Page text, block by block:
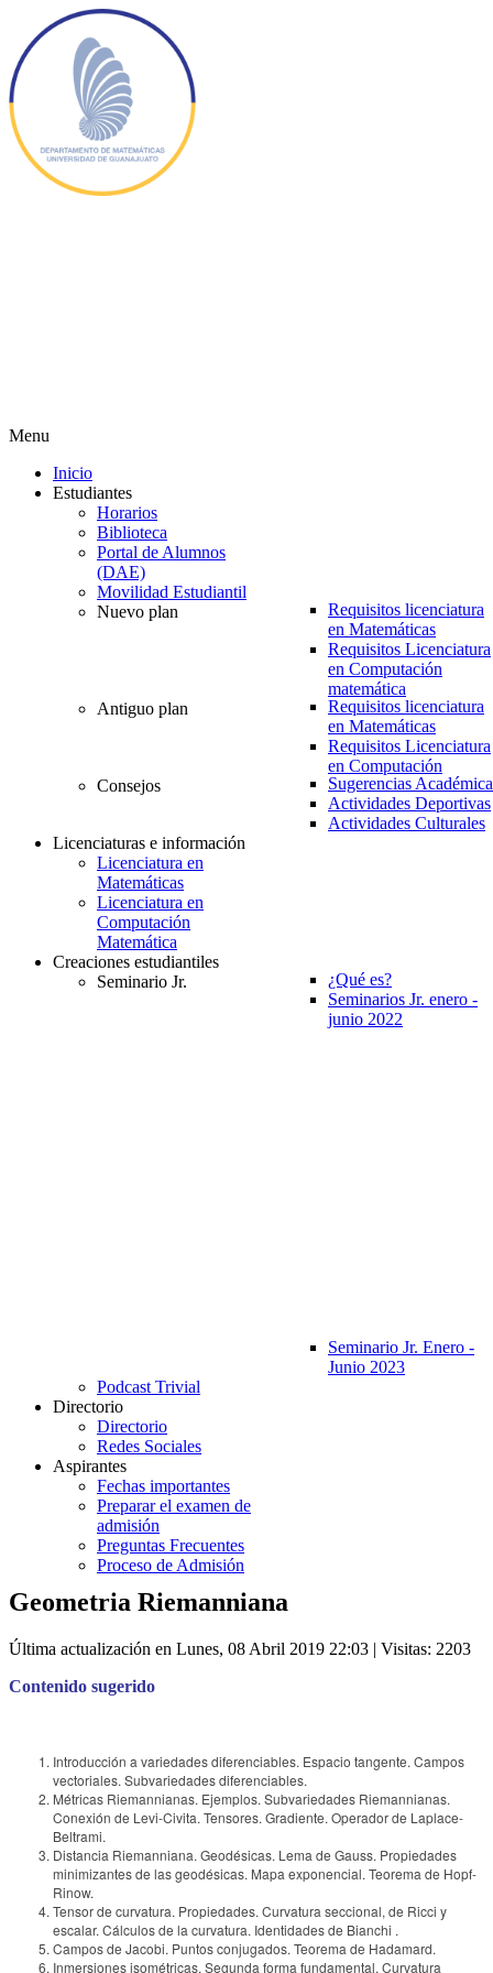
Menu
Inicio
Estudiantes
Horarios
Biblioteca
Portal de Alumnos
(DAE)
Movilidad Estudiantil
Nuevo plan
Requisitos licenciatura
en Matemáticas
Requisitos Licenciatura
en Computación
matemática
Antiguo plan
Requisitos licenciatura
en Matemáticas
Requisitos Licenciatura
en Computación
Consejos
Sugerencias
Actividades Deportivas
Actividades Culturales
Licenciaturas e información
Licenciatura en
Matemáticas
Licenciatura en
Computación
Matemática
Creaciones estudiantiles
Seminario Jr.
¿Qué es?
Seminarios Jr. enero -
junio 2022
Seminario Jr. Enero -
Junio 2023
Podcast Trivial
Directorio
Directorio
Redes Sociales
Aspirantes
Fechas importantes
Preparar el examen de
admisión
Preguntas Frecuentes
Proceso de Admisión
Geometria Riemanniana
Última actualización en Lunes, 08 Abril 2019 22:03 | Visitas: 2203
Contenido sugerido
Introducción a variedades diferenciables. Espacio tangente. Campos
vectoriales. Subvariedades diferenciables.
Métricas Riemannianas. Ejemplos. Subvariedades Riemannianas.
Conexión de Levi-Civita. Tensores. Gradiente. Operador de Laplace-
Beltrami.
Distancia Riemanniana. Geodésicas. Lema de Gauss. Propiedades
minimizantes de las geodésicas. Mapa exponencial. Teorema de Hopf-
Rinow.
Tensor de curvatura. Propiedades. Curvatura seccional, de Ricci y
escalar. Cálculos de la curvatura. Identidades de Bianchi .
Campos de Jacobi. Puntos conjugados. Teorema de Hadamard.
Inmersiones isométricas. Segunda forma fundamental. Curvatura